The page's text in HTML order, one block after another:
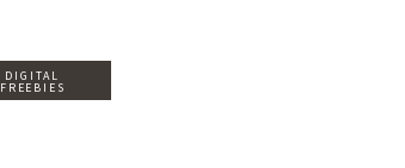
DIGITAL
FREEBIES